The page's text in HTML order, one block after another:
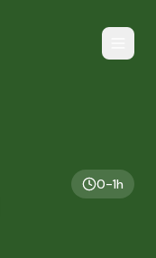
0-1h